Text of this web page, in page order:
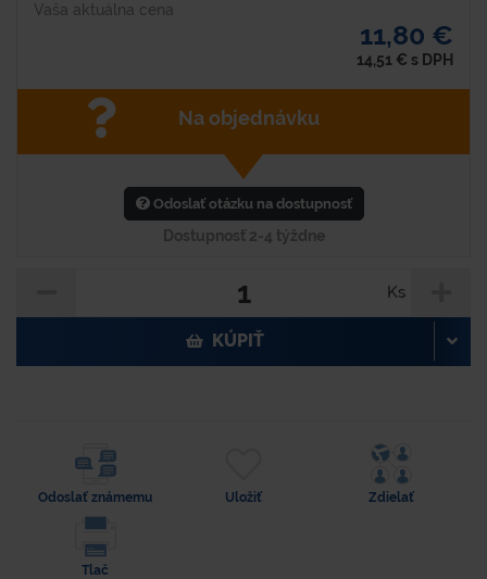
Vaša aktuálna cena
11,80 €
14,51 € s DPH
Na objednávku
Odoslať otázku na dostupnosť
Dostupnosť 2-4 týždne
Ks
KÚPIŤ
Odoslať známemu Uložiť Zdielať
Tlač